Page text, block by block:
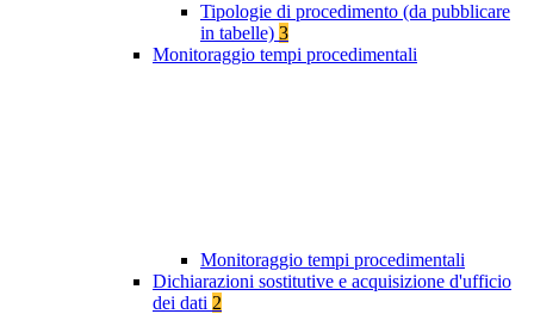
Tipologie di procedimento (da pubblicare
in tabelle) 3
Monitoraggio tempi procedimentali
Monitoraggio tempi procedimentali
Dichiarazioni sostitutive e acquisizione d'ufficio
dei dati 2